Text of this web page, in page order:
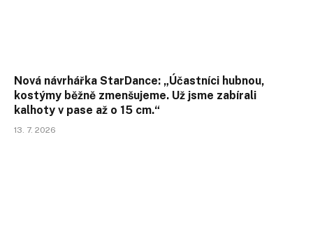
Nová návrhářka StarDance: „Účastníci hubnou,
kostýmy běžně zmenšujeme. Už jsme zabírali
kalhoty v pase až o 15 cm.“
13. 7. 2026